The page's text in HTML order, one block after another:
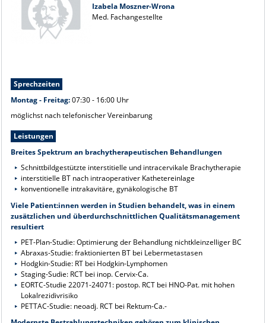
Izabela Moszner-Wrona
Med. Fachangestellte
Sprechzeiten
Montag - Freitag:07:30 - 16:00 Uhr
möglichst nach telefonischer Vereinbarung
Leistungen
Breites Spektrum an brachytherapeutischen Behandlungen
Schnittbildgestützte interstitielle und intracervikale Brachytherapie
interstitielle BT nach intraoperativer Kathetereinlage
konventionelle intrakavitäre, gynäkologische BT
Viele Patient:innen werden in Studien behandelt, was in einem
zusätzlichen und überdurchschnittlichen Qualitätsmanagement
resultiert
PET-Plan-Studie: Optimierung der Behandlung nichtkleinzelliger BC
Abraxas-Studie: fraktionierten BT bei Lebermetastasen
Hodgkin-Studie: RT bei Hodgkin-Lymphomen
Staging-Sudie: RCT bei inop. Cervix-Ca.
EORTC-Studie 22071-24071: postop. RCT bei HNO-Pat. mit hohen
Lokalrezidivrisiko
PETTAC-Studie: neoadj. RCT bei Rektum-Ca.-